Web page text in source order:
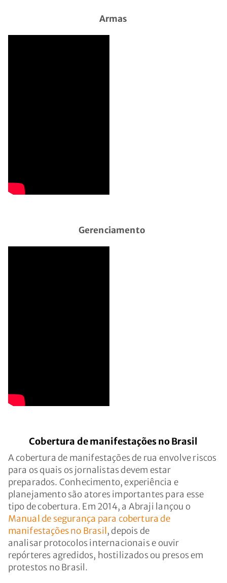
Armas
Gerenciamento
Cobertura de manifestações no Brasil
A cobertura de manifestações de rua envolve riscos
para os quais os jornalistas devem estar
preparados. Conhecimento, experiência e
planejamento são atores importantes para esse
tipo de cobertura. Em 2014, a Abraji lançou o
Manual de segurança para cobertura de
manifestações no Brasil, depois de
analisar protocolos internacionais e ouvir
repórteres agredidos, hostilizados ou presos em
protestos no Brasil.